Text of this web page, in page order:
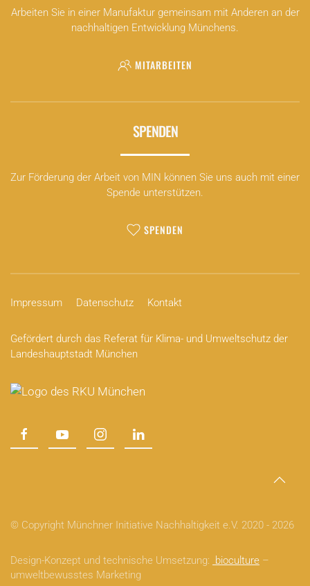
Arbeiten Sie in einer Manufaktur gemeinsam mit Anderen an der
nachhaltigen Entwicklung Münchens.
MITARBEITEN
SPENDEN
Zur Förderung der Arbeit von MIN können Sie uns auch mit einer
Spende unterstützen.
SPENDEN
Impressum Datenschutz Kontakt
Gefördert durch das Referat für Klima- und Umweltschutz der
Landeshauptstadt München
© Copyright Münchner Initiative Nachhaltigkeit e.V. 2020 - 2026
Design-Konzept und technische Umsetzung: bioculture –
umweltbewusstes Marketing